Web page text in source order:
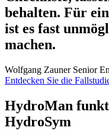
behalten. Für
ist es fast
machen.
Wolfgang Zauner Senior
Entdecken Sie die
HydroMan
HydroSym